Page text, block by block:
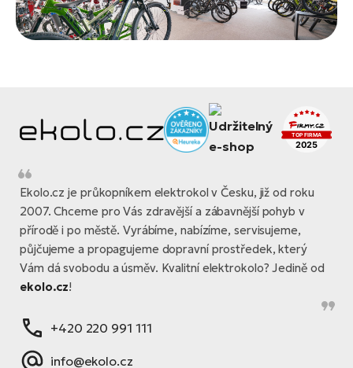
Ekolo.cz je průkopníkem elektrokol v Česku, již od roku
2007. Chceme pro Vás zdravější a zábavnější pohyb v
přírodě i po městě. Vyrábíme, nabízíme, servisujeme,
půjčujeme a propagujeme dopravní prostředek, který
Vám dá svobodu a úsměv. Kvalitní elektrokolo? Jedině od
ekolo.cz!
+420 220 991 111
info@ekolo.cz